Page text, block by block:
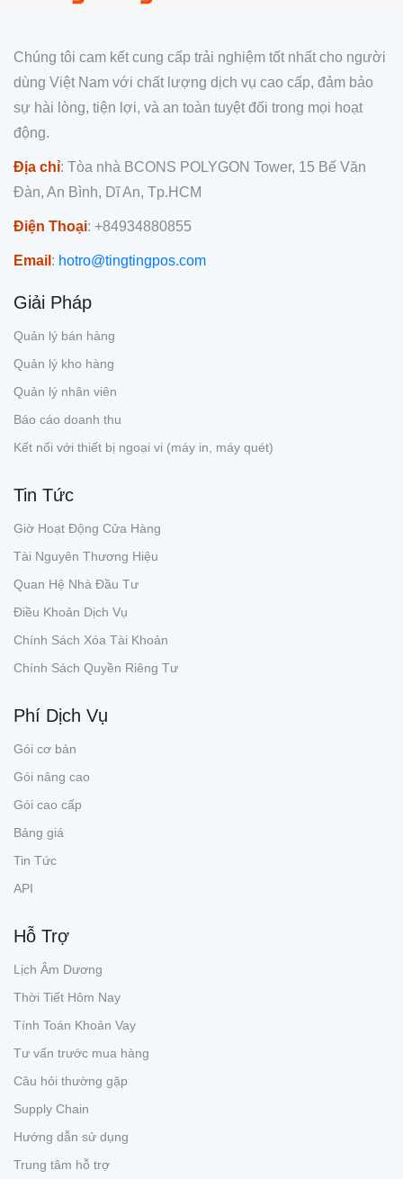
Chúng tôi cam kết cung cấp trải nghiệm tốt nhất cho người
dùng Việt Nam với chất lượng dịch vụ cao cấp, đảm bảo
sự hài lòng, tiện lợi, và an toàn tuyệt đối trong mọi hoạt
động.
Địa chỉ: Tòa nhà BCONS POLYGON Tower, 15 Bế Văn
Đàn, An Bình, Dĩ An, Tp.HCM
Điện Thoại: +84934880855
Email : hotro@tingtingpos.com
Giải Pháp
Quản lý bán hàng
Quản lý kho hàng
Quản lý nhân viên
Báo cáo doanh thu
Kết nối với thiết bị ngoại vi (máy in, máy quét)
Tin Tức
Giờ Hoạt Động Cửa Hàng
Tài Nguyên Thương Hiệu
Quan Hệ Nhà Đầu Tư
Điều Khoản Dịch Vụ
Chính Sách Xóa Tài Khoản
Chính Sách Quyền Riêng Tư
Phí Dịch Vụ
Gói cơ bản
Gói nâng cao
Gói cao cấp
Bảng giá
Tin Tức
API
Hỗ Trợ
Lịch Âm Dương
Thời Tiết Hôm Nay
Tính Toán Khoản Vay
Tư vấn trước mua hàng
Câu hỏi thường gặp
Supply Chain
Hướng dẫn sử dụng
Trung tâm hỗ trợ